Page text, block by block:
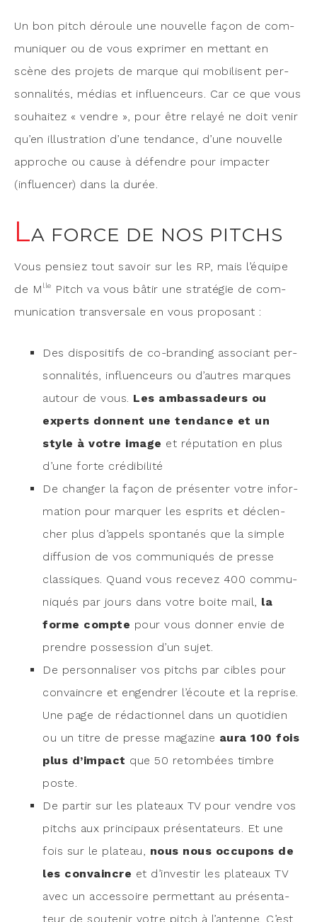
Un bon pitch déroule une nou­velle façon de com­
mu­ni­quer ou de vous expri­mer en met­tant en
scène des pro­jets de marque qui mobi­lisent per­
son­na­li­tés, médias et influen­ceurs. Car ce que vous
sou­hai­tez « vendre », pour être relayé ne doit venir
qu’en illus­tra­tion d’une ten­dance, d’une nou­velle
approche ou cause à défendre pour impac­ter
(influen­cer) dans la durée.
LA FORCE DE NOS PITCHS
Vous pen­siez tout savoir sur les RP, mais l’équipe
de M lle
Pitch va vous bâtir une stra­té­gie de com­
mu­ni­ca­tion trans­ver­sale en vous proposant :
Des dis­po­si­tifs de co-bran­ding asso­ciant per­
son­na­li­tés, influen­ceurs ou d’autres marques
autour de vous. Les ambas­sa­deurs ou
experts donnent une ten­dance et un
style à votre image et répu­ta­tion en plus
d’une forte crédibilité
De chan­ger la façon de pré­sen­ter votre infor­
ma­tion pour mar­quer les esprits et déclen­
cher plus d’appels spon­ta­nés que la simple
dif­fu­sion de vos com­mu­ni­qués de presse
clas­siques. Quand vous rece­vez 400 com­mu­
ni­qués par jours dans votre boite mail, la
forme compte pour vous don­ner envie de
prendre pos­ses­sion d’un sujet.
De per­son­na­li­ser vos pitchs par cibles pour
convaincre et engen­drer l’écoute et la reprise.
Une page de rédac­tion­nel dans un quo­ti­dien
ou un titre de presse maga­zine aura 100 fois
plus d’impact que 50 retom­bées timbre
poste.
De par­tir sur les pla­teaux TV pour vendre vos
pitchs aux prin­ci­paux pré­sen­ta­teurs. Et une
fois sur le pla­teau, nous nous occu­pons de
les convaincre et d’in­ves­tir les pla­teaux TV
avec un acces­soire per­met­tant au pré­sen­ta­
teur de sou­te­nir votre pitch à l’antenne. C’est